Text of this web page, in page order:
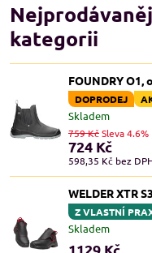
kategorii
FOUNDRY O1,
DOPRODEJ
Skladem
724 Kč
598,35 Kč bez
759 KčSleva 4.6%
WELDER XTR
Z VLASTNÍ
Skladem